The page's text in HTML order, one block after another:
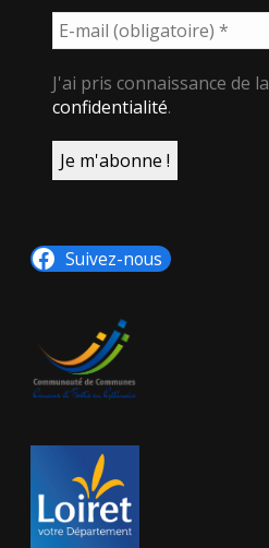
J'ai pris connaissance de la
confidentialité.
Suivez-nous